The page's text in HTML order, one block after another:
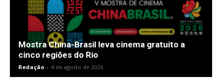
Mostra China-Brasil leva cinema gratuito a
cinco regiões do Rio
Redação - 4 de agosto de 2026